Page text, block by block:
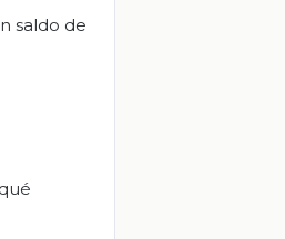
saldo de